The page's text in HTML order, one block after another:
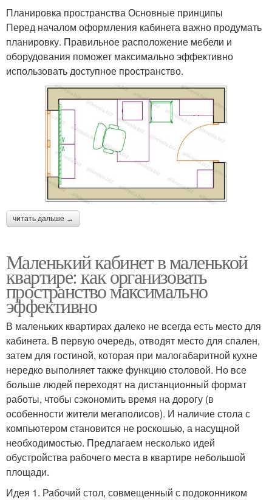
Планировка пространства Основные принципы
Перед началом оформления кабинета важно продумать
планировку. Правильное расположение мебели и
оборудования поможет максимально эффективно
использовать доступное пространство.
читать дальше →
Маленький кабинет в маленькой
квартире: как организовать
пространство максимально
эффективно
В маленьких квартирах далеко не всегда есть место для
кабинета. В первую очередь, отводят место для спален,
затем для гостиной, которая при малогабаритной кухне
нередко выполняет также функцию столовой. Но все
больше людей переходят на дистанционный формат
работы, чтобы сэкономить время на дорогу (в
особенности жители мегаполисов). И наличие стола с
компьютером становится не роскошью, а насущной
необходимостью. Предлагаем несколько идей
обустройства рабочего места в квартире небольшой
площади.
Идея 1. Рабочий стол, совмещенный с подоконником